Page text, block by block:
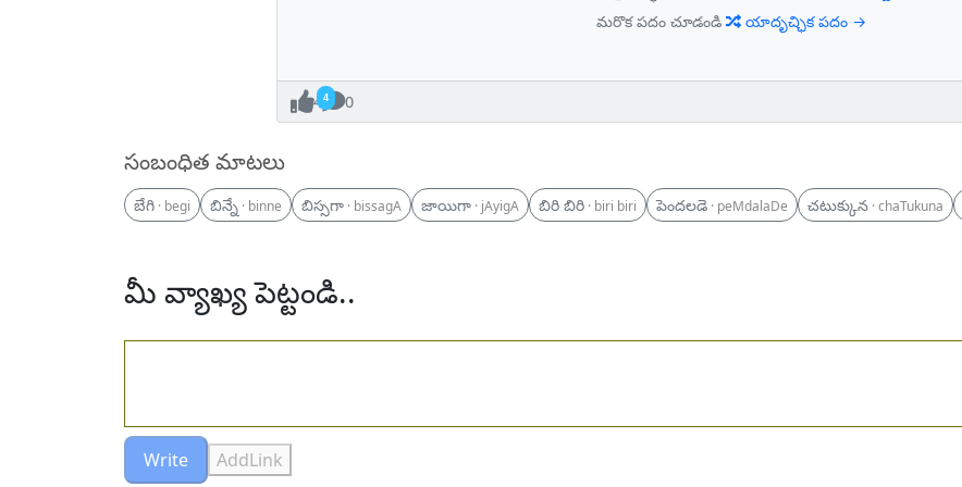
మరొక పదం చూడండి యాదృచ్ఛిక పదం →
4 0
సంబంధిత మాటలు
బేగి · begi బిన్నే · binne బిస్సగా · bissagA జాయిగా · jAyigA బిరి బిరి · biri biri పెందలడె · peMdalaDe చటుక్కున · chaTukuna
మీ వ్యాఖ్య పెట్టండి..
Write AddLink